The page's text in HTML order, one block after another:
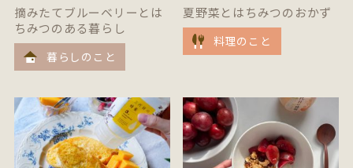
摘みたてブルーベリーとは
ちみつのある暮らし
暮らしのこと
夏野菜とはちみつのおかず
料理のこと